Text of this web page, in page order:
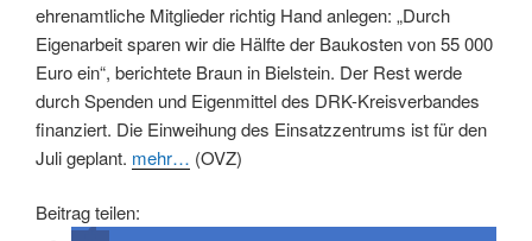
ehrenamtliche Mitglieder richtig Hand anlegen: „Durch
Eigenarbeit sparen wir die Hälfte der Baukosten von 55 000
Euro ein“, berichtete Braun in Bielstein. Der Rest werde
durch Spenden und Eigenmittel des DRK-Kreisverbandes
finanziert. Die Einweihung des Einsatzzentrums ist für den
Juli geplant. mehr… (OVZ)
Beitrag teilen: